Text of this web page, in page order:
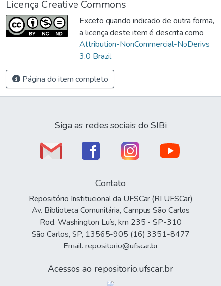
Licença Creative Commons
Exceto quando indicado de outra forma,
a licença deste item é descrita como
Attribution-NonCommercial-NoDerivs
3.0 Brazil
Página do item completo
Siga as redes sociais do SIBi
Contato
Repositório Institucional da UFSCar (RI UFSCar)
Av. Biblioteca Comunitária, Campus São Carlos
Rod. Washington Luís, km 235 - SP-310
São Carlos, SP, 13565-905 (16) 3351-8477
Email: repositorio@ufscar.br
Acessos ao repositorio.ufscar.br